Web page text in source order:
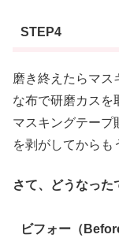
STEP4
磨き終えたらマス
な布で研磨カスを
マスキングテープ
を剥がしてからも
さて、どうなった
ビフォー（